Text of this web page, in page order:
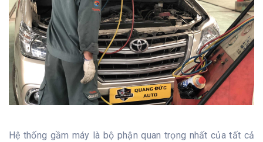
Hệ thống gầm máy là bộ phận quan trọng nhất của tất cả